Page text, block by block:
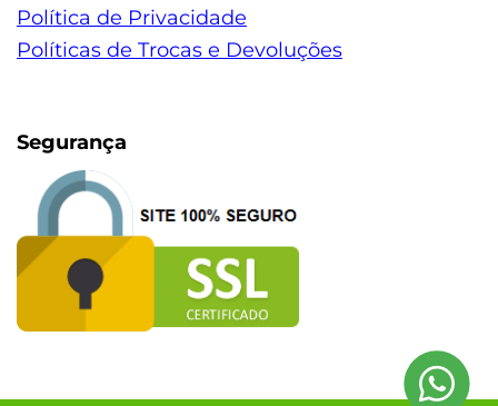
Política de Privacidade
Políticas de Trocas e Devoluções
Segurança